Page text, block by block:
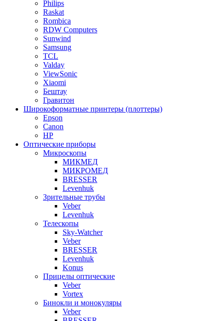
Philips
Raskat
Rombica
RDW Computers
Sunwind
Samsung
TCL
Valday
ViewSonic
Xiaomi
Бештау
Гравитон
Широкоформатные принтеры (плоттеры)
Epson
Canon
HP
Оптические приборы
Микроскопы
МИКМЕД
МИКРОМЕД
BRESSER
Levenhuk
Зрительные трубы
Veber
Levenhuk
Телескопы
Sky-Watcher
Veber
BRESSER
Levenhuk
Konus
Прицелы оптические
Veber
Vortex
Бинокли и монокуляры
Veber